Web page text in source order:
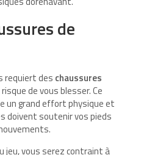
de
requiert des chaussures
risque de vous blesser. Ce
un grand effort physique et
doivent soutenir vos pieds
jeu, vous serez contraint à